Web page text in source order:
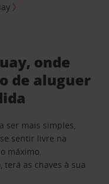
onde
de aluguer
ser mais simples,
sentir livre na
máximo.
as chaves à sua